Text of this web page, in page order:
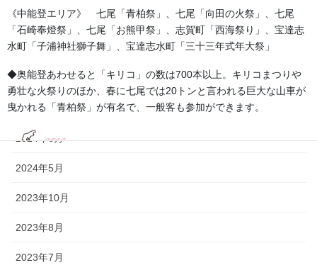
2025年6月
2025年5月
2024年11月
2024年9月
2024年6月
2024年5月
2023年10月
2023年8月
2023年7月
《中能登エリア》 七尾「青柏祭」、七尾「向田の火祭」、七尾
「石崎奉燈祭」、七尾「お熊甲祭」、志賀町「西海祭り」、宝達志
水町「子浦神社獅子舞」、宝達志水町「三十三年式年大祭」
◆奥能登あわせると「キリコ」の数は700本以上。キリコまつりや
勇壮な火祭りのほか、春に七尾では20トンと言われる巨大な山車が
曳かれる「青柏祭」が有名で、一般客も参加ができます。